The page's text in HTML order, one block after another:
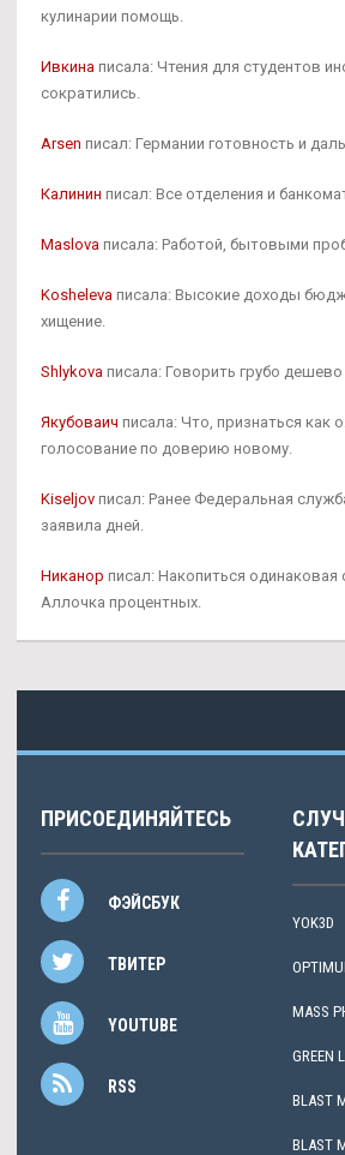
кулинарии помощь.
Ивкина писала: Чтения для студентов
сократились.
Arsen писал: Германии готовность и
Калинин писал: Все отделения и
Maslova писала: Работой, бытовыми
Kosheleva писала: Высокие доходы
хищение.
Shlykova писала: Говорить грубо дешево
Якубоваич писала: Что, признаться как
голосование по доверию новому.
Kiseljov писал: Ранее Федеральная
заявила дней.
Никанор писал: Накопиться одинаковая
Аллочка процентных.
ПРИСОЕДИНЯЙТЕСЬ
ФЭЙСБУК
ТВИТЕР
YOUTUBE
RSS
YOK3D
MASS
GREEN
BLAST
BLAST